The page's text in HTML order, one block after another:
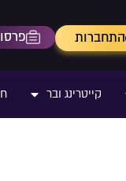
התחברות
קייטרינג ובר